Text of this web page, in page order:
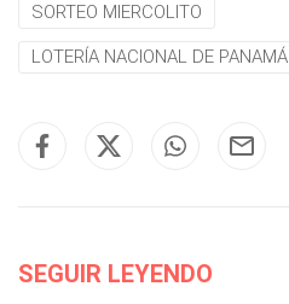
SORTEO MIERCOLITO
LOTERÍA NACIONAL DE PANAMÁ
SEGUIR LEYENDO